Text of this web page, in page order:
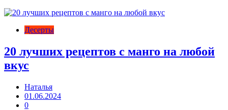
Десерты
20 лучших рецептов с манго на любой
вкус
Наталья
01.06.2024
0